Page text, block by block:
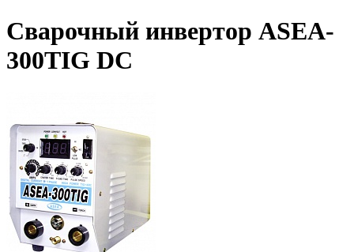
Сварочный инвертор ASEA-
300TIG DC